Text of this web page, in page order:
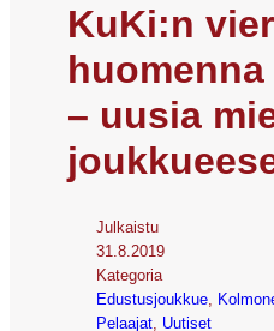
KuKi:n
– uusia
Julkaistu
31.8.2019
Kategoria
Edustusjoukkue
Pelaajat Uutiset